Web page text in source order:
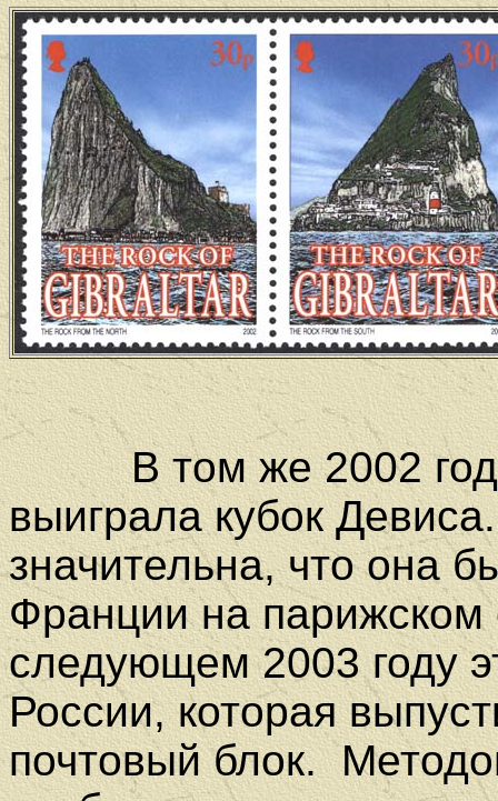
В том же 2002 году
выиграла кубок
значительна, что она
Франции на
следующем 2003 году
России, которая
почтовый блок.